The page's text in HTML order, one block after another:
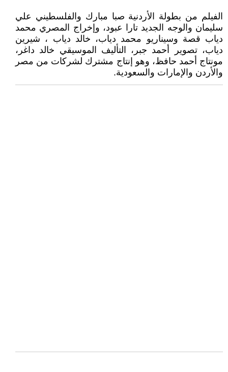
الفيلم من بطولة الأردنية صبا مبارك والفلسطيني علي
سليمان والوجه الجديد تارا عبود، وإخراج المصري محمد
دياب قصة وسيناريو محمد دياب، خالد دياب ، شيرين
دياب، تصوير أحمد جبر، التأليف الموسيقي خالد داغر،
مونتاج أحمد حافظ، وهو إنتاج مشترك لشركات من مصر
والأردن والإمارات والسعودية.